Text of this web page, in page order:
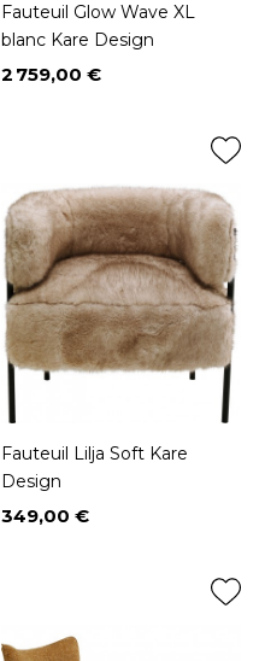
Fauteuil Glow Wave XL
blanc Kare Design
Prix
2 759,00 €
Fauteuil Lilja Soft Kare
Design
Prix
349,00 €